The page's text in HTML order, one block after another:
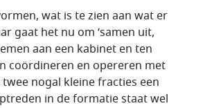
wat is te zien aan wat er
gaat het nu om ‘samen uit,
aan een kabinet en ten
coördineren en opereren met
nogal kleine fracties een
in de formatie staat wel